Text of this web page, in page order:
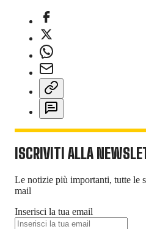
ISCRIVITI ALLA
Le notizie più importanti, tutte le
mail
Inserisci la tua email